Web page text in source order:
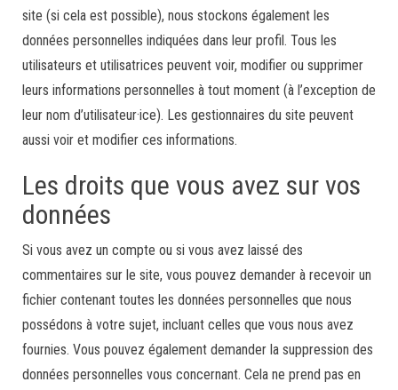
site (si cela est possible), nous stockons également les
données personnelles indiquées dans leur profil. Tous les
utilisateurs et utilisatrices peuvent voir, modifier ou supprimer
leurs informations personnelles à tout moment (à l’exception de
leur nom d’utilisateur·ice). Les gestionnaires du site peuvent
aussi voir et modifier ces informations.
Les droits que vous avez sur vos
données
Si vous avez un compte ou si vous avez laissé des
commentaires sur le site, vous pouvez demander à recevoir un
fichier contenant toutes les données personnelles que nous
possédons à votre sujet, incluant celles que vous nous avez
fournies. Vous pouvez également demander la suppression des
données personnelles vous concernant. Cela ne prend pas en